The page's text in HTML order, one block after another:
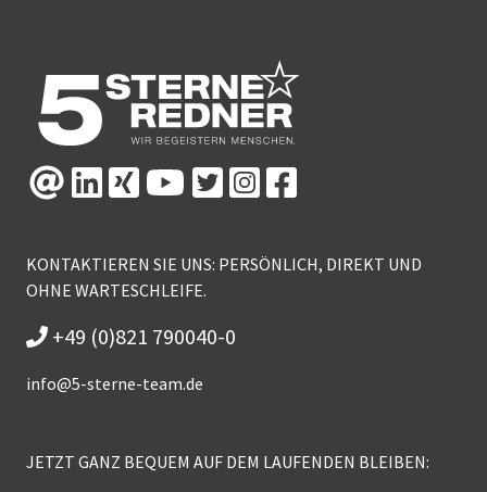
KONTAKTIEREN SIE UNS: PERSÖNLICH, DIREKT UND
OHNE WARTESCHLEIFE.
+49 (0)821 790040-0
info@5-sterne-team.de
JETZT GANZ BEQUEM AUF DEM LAUFENDEN BLEIBEN: